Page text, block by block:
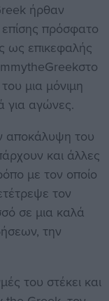
ήρθαν
πρόσφατο
ως επικεφαλής
μια μόνιμη
για αγώνες.
αποκάλυψη του
και άλλες
με τον οποίο
τον
σε μια καλά
την
του στέκει και